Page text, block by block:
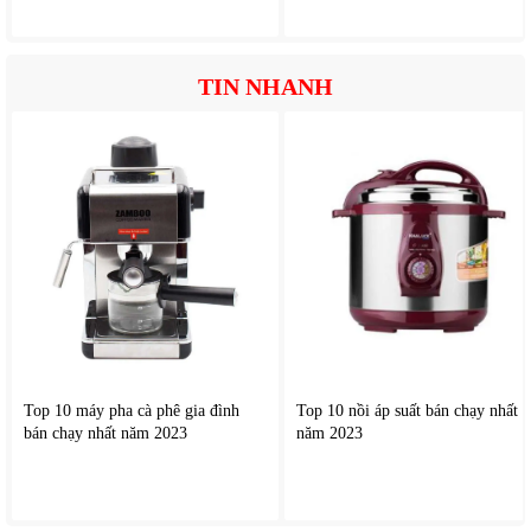
Công suất lên tới 2100W kết hợp luồng khí nóng tuần hoàn
người dùng linh hoạt chế biến: Bánh ngọt, Bánh mì, Gà quay,
Thịt quay, Các món hấp nhiệt độ thấp.
Ngoài ra, chế độ làm nóng trước từ 70–230℃ giúp tối ưu
kết quả nướng và rút ngắn thời gian chế biến.
Chiên không dầu hiện đại, giảm dầu mỡ
Xu hướng ăn uống lành mạnh khiến chức năng chiên không
dầu ngày càng được yêu thích và
Lò sử dụng luồng khí nóng tốc độ cao kết hợp 3 mức nhiệt:
180℃ - 200℃ - 230℃
TIN NHANH
Top 10 máy pha cà phê gia đình
bán chạy nhất năm 2023
Top 10 nồi áp suất bán chạy nhất
năm 2023